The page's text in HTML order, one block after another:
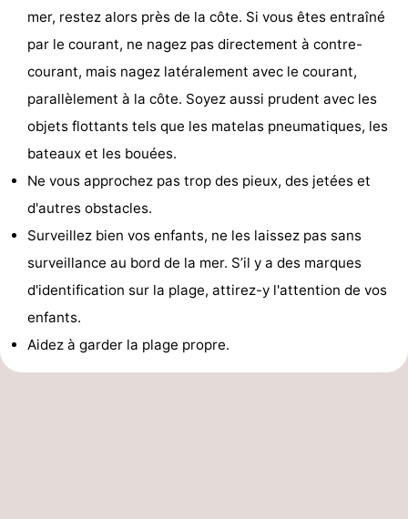
mer, restez alors près de la côte. Si vous êtes entraîné
par le courant, ne nagez pas directement à contre-
courant, mais nagez latéralement avec le courant,
parallèlement à la côte. Soyez aussi prudent avec les
objets flottants tels que les matelas pneumatiques, les
bateaux et les bouées.
Ne vous approchez pas trop des pieux, des jetées et
d'autres obstacles.
Surveillez bien vos enfants, ne les laissez pas sans
surveillance au bord de la mer. S’il y a des marques
d'identification sur la plage, attirez-y l'attention de vos
enfants.
Aidez à garder la plage propre.